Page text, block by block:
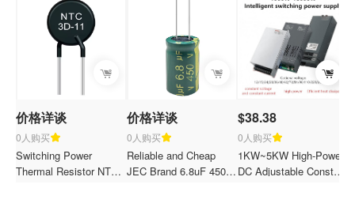
价格详谈
0人购买
Switching Power
Thermal Resistor NTC
价格详谈
0人购买
Reliable and Cheap
JEC Brand 6.8uF 450V
$38.38
0人购买
1KW~5KW High-Power
DC Adjustable Constant